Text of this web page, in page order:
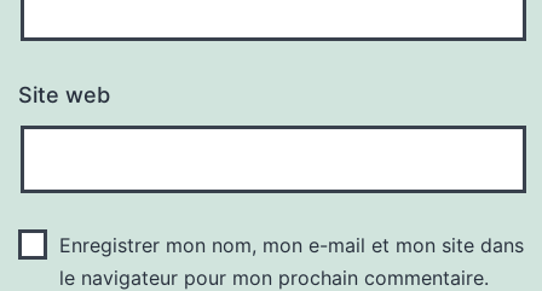
Site web
Enregistrer mon nom, mon e-mail et mon site dans
le navigateur pour mon prochain commentaire.